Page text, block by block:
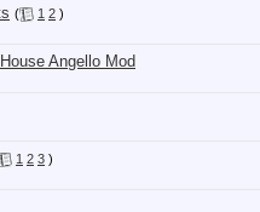
( 1 2 )
Angello Mod
1 2 3 )